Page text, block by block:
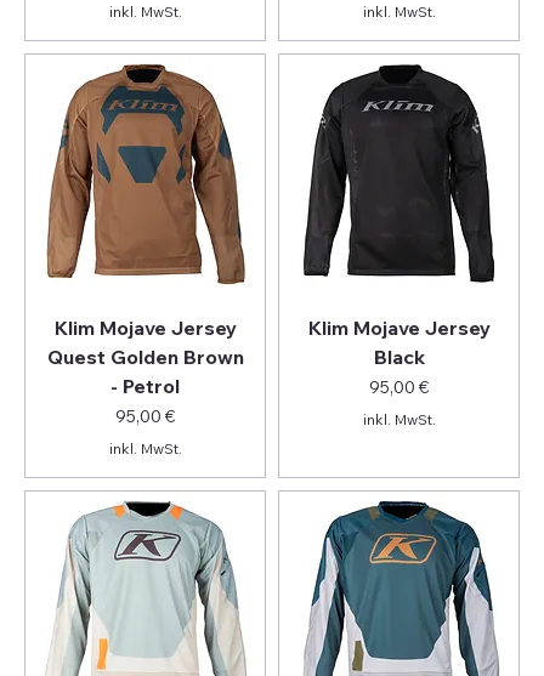
inkl. MwSt. inkl. MwSt.
Klim Mojave Jersey
Quest Golden Brown
- Petrol
Preis
95,00 €
inkl. MwSt.
Klim Mojave Jersey
Black
Preis
95,00 €
inkl. MwSt.